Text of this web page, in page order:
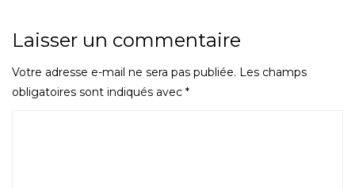
Laisser un commentaire
Votre adresse e-mail ne sera pas publiée. Les champs
obligatoires sont indiqués avec *